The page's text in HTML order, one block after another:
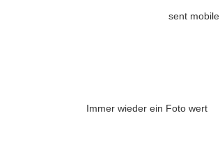
sent mobile
Immer wieder ein Foto wert